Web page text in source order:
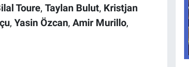
Toure, Taylan Bulut, Kristjan
, Yasin Özcan, Amir Murillo,